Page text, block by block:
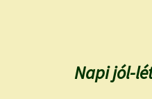
Napi jól-